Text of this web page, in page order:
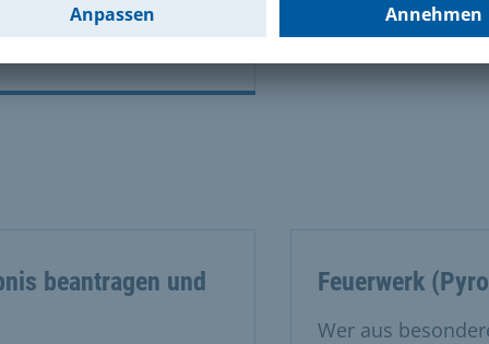
europäischen
beantragen und
Feuerwerk
Wer aus